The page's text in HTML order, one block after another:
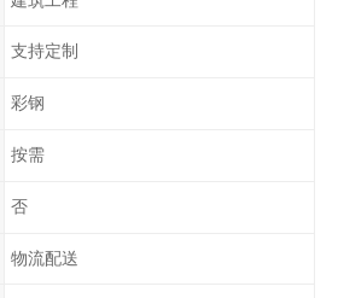
支持定制
彩钢
按需
否
物流配送